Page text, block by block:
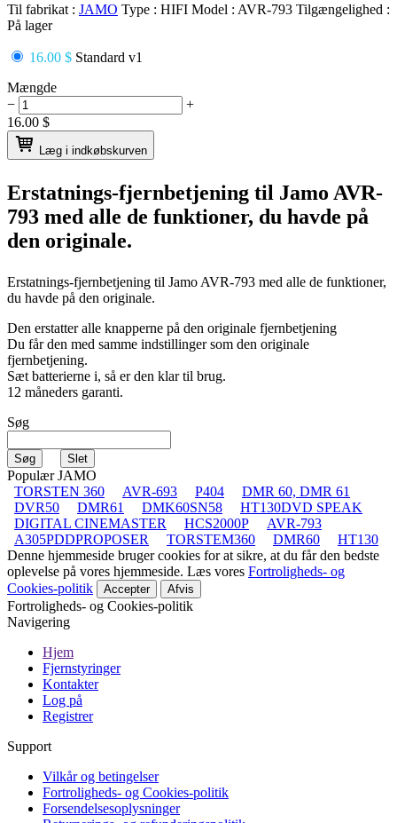
Til fabrikat : JAMO Type : HIFI Model : AVR-793 Tilgængelighed :
På lager
16.00 $ Standard v1
Mængde
−
+
16.00 $
Læg i indkøbskurven
Erstatnings-fjernbetjening til Jamo AVR-
793 med alle de funktioner, du havde på
den originale.
Erstatnings-fjernbetjening til Jamo AVR-793 med alle de funktioner,
du havde på den originale.
Den erstatter alle knapperne på den originale fjernbetjening
Du får den med samme indstillinger som den originale
fjernbetjening.
Sæt batterierne i, så er den klar til brug.
12 måneders garanti.
Søg
Populær JAMO
TORSTEN 360
AVR-693 P404
DMR 60, DMR 61
DVR50
DMR61 DMK60SN58
HT130DVD SPEAK
DIGITAL CINEMASTER
HCS2000P
AVR-793
A305PDDPROPOSER
TORSTEM360 DMR60
HT130
Denne hjemmeside bruger cookies for at sikre, at du får den bedste
oplevelse på vores hjemmeside. Læs vores Fortroligheds- og
Cookies-politik
Accepter Afvis
Fortroligheds- og Cookies-politik
Navigering
Hjem
Fjernstyringer
Kontakter
Log på
Registrer
Support
Vilkår og betingelser
Fortroligheds- og Cookies-politik
Forsendelsesoplysninger